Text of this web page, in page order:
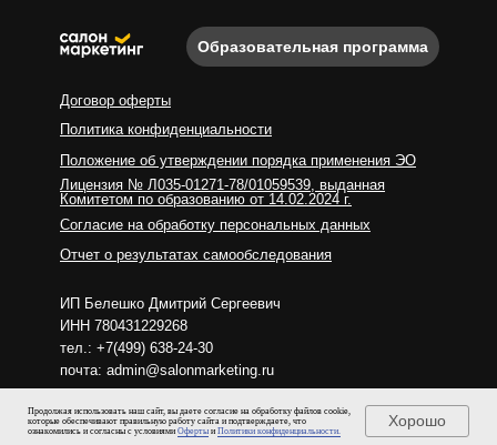
8 800 333-45-27
По всем вопросам:
mail@salonmarketing.ru
Продолжая использовать наш сайт, вы даете согласие на обработку файлов cookie,
которые обеспечивают правильную работу сайта и подтверждаете, что
ознакомились и согласны с условиями Оферты и Политики конфиденциальности.
Хорошо
ИП Белешко Дмитрий Сергеевич
ИНН 780431229268
тел.: +7(499) 638-24-30
почта: admin@salonmarketing.ru
© 2026 Салон Маркетинг
Образовательная программа
Договор оферты
Политика конфиденциальности
Положение об утверждении порядка применения ЭО
Согласие на обработку персональных данных
Отчет о результатах самообследования
Лицензия № Л035-01271-78/01059539, выданная
Комитетом по образованию от 14.02.2024 г.